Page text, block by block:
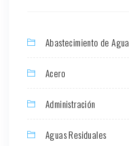
Abastecimiento de Agua
Acero
Administración
Aguas Residuales